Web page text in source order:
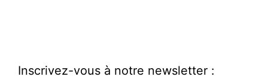
Inscrivez-vous à notre newsletter :